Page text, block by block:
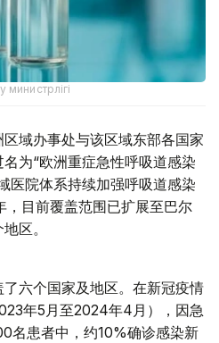
域办事处与该区域东部各国家
为“欧洲重症急性呼吸道感染
医院体系持续加强呼吸道感染
，目前覆盖范围已扩展至巴尔
区。
六个国家及地区。在新冠疫情
年5月至2024年4月），因急
名患者中，约10%确诊感染新